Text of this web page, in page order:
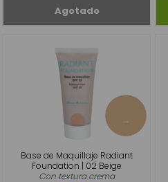
Base de Maquillaje Radiant
Foundation | 02 Beige
Con textura crema